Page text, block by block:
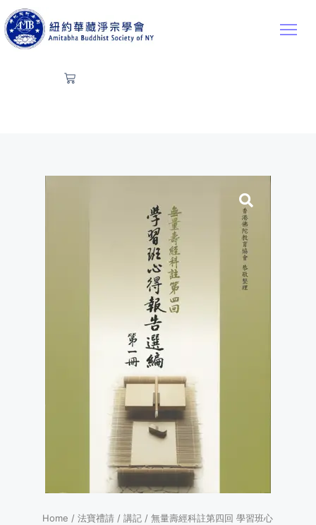
Home / 法寶禮請 / 講記 / 無量壽經科註第四回 學習班心